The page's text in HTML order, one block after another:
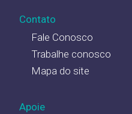
Contato
Fale Conosco
Trabalhe conosco
Mapa do site
Apoie